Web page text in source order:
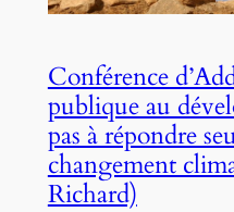
Conférence
publique au
pas à répondre
changement
Richard)